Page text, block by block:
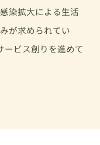
染拡大による生活
が求められてい
ービス創りを進めて